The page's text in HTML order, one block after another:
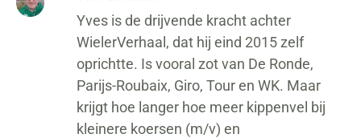
Yves is de drijvende kracht achter
WielerVerhaal, dat hij eind 2015 zelf
oprichtte. Is vooral zot van De Ronde,
Parijs-Roubaix, Giro, Tour en WK. Maar
krijgt hoe langer hoe meer kippenvel bij
kleinere koersen (m/v) en